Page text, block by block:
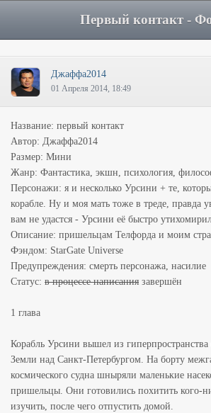
Первый контакт -
Джаффа2014
01 Апреля 2014, 18:49
Название: первый контакт
Автор: Джаффа2014
Размер: Мини
Жанр: Фантастика, экшн, психология,
Персонажи: я и несколько Урсини + те,
корабле. Ну и моя мать тоже в треде, правда
вам не удастся - Урсини её быстро
Описание: пришельцам Телфорда и моим
Фэндом: StarGate Universe
Предупреждения: смерть персонажа, насилие
Статус: в процессе написания завершён
1 глава
Корабль Урсини вышел из гиперпространства
Земли над Санкт-Петербургом. На борту
космического судна шныряли маленькие
пришельцы. Они готовились похитить кого-
изучить, после чего отпустить домой.